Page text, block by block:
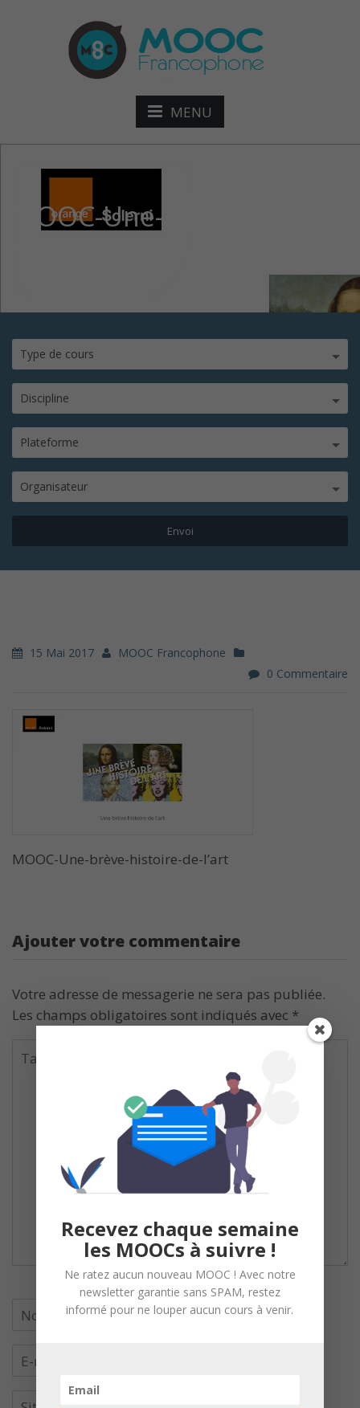
MENU
MOOC-Une-brève-
Type de cours
Discipline
Plateforme
Organisateur
15 Mai 2017
MOOC Francophone
0 Commentaire
MOOC-Une-brève-histoire-de-l’art
Ajouter votre commentaire
Votre adresse de messagerie ne sera pas publiée.
Les champs obligatoires sont indiqués avec *
Recevez chaque semaine
les MOOCs à suivre !
Ne ratez aucun nouveau MOOC ! Avec notre
newsletter garantie sans SPAM, restez
informé pour ne louper aucun cours à venir.